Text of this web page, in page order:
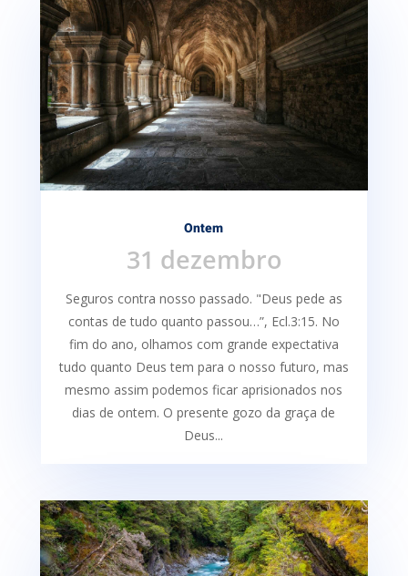
Ontem
31 dezembro
Seguros contra nosso passado. "Deus pede as
contas de tudo quanto passou…”, Ecl.3:15. No
fim do ano, olhamos com grande expectativa
tudo quanto Deus tem para o nosso futuro, mas
mesmo assim podemos ficar aprisionados nos
dias de ontem. O presente gozo da graça de
Deus...